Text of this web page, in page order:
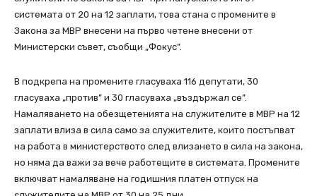
системата от 20 на 12 заплати, това стана с промените в
Закона за МВР внесени на първо четене внесени от
Министерски съвет, съобщи „Фокус”.
В подкрепа на промените гласуваха 116 депутати, 30
гласуваха „против” и 30 гласуваха „въздържал се”.
Намаляването на обезщетенията на служителите в МВР на 12
заплати влиза в сила само за служителите, които постъпват
на работа в министерството след влизането в сила на закона,
но няма да важи за вече работещите в системата. Промените
включват намаляване на годишния платен отпуск на